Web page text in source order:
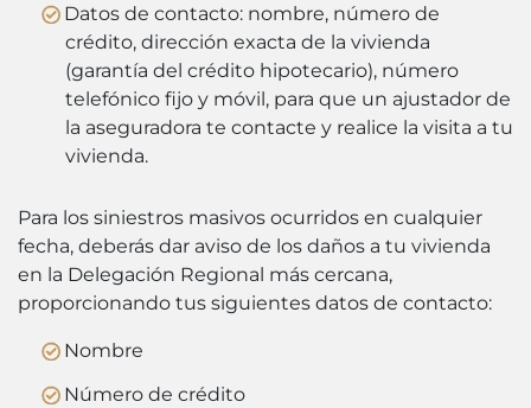
Datos de contacto: nombre, número de
crédito, dirección exacta de la vivienda
(garantía del crédito hipotecario), número
telefónico fijo y móvil, para que un ajustador de
la aseguradora te contacte y realice la visita a tu
vivienda.
Para los siniestros masivos ocurridos en cualquier
fecha, deberás dar aviso de los daños a tu vivienda
en la Delegación Regional más cercana,
proporcionando tus siguientes datos de contacto:
Nombre
Número de crédito